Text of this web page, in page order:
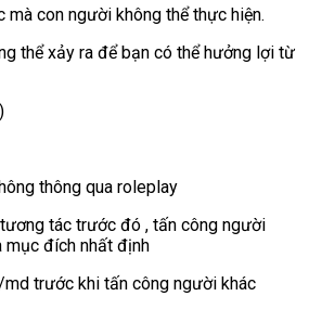
mà con người không thể thực hiện.
thể xảy ra để bạn có thể hưởng lợi từ
thông qua roleplay
tác trước đó , tấn công người
mục đích nhất định
trước khi tấn công người khác